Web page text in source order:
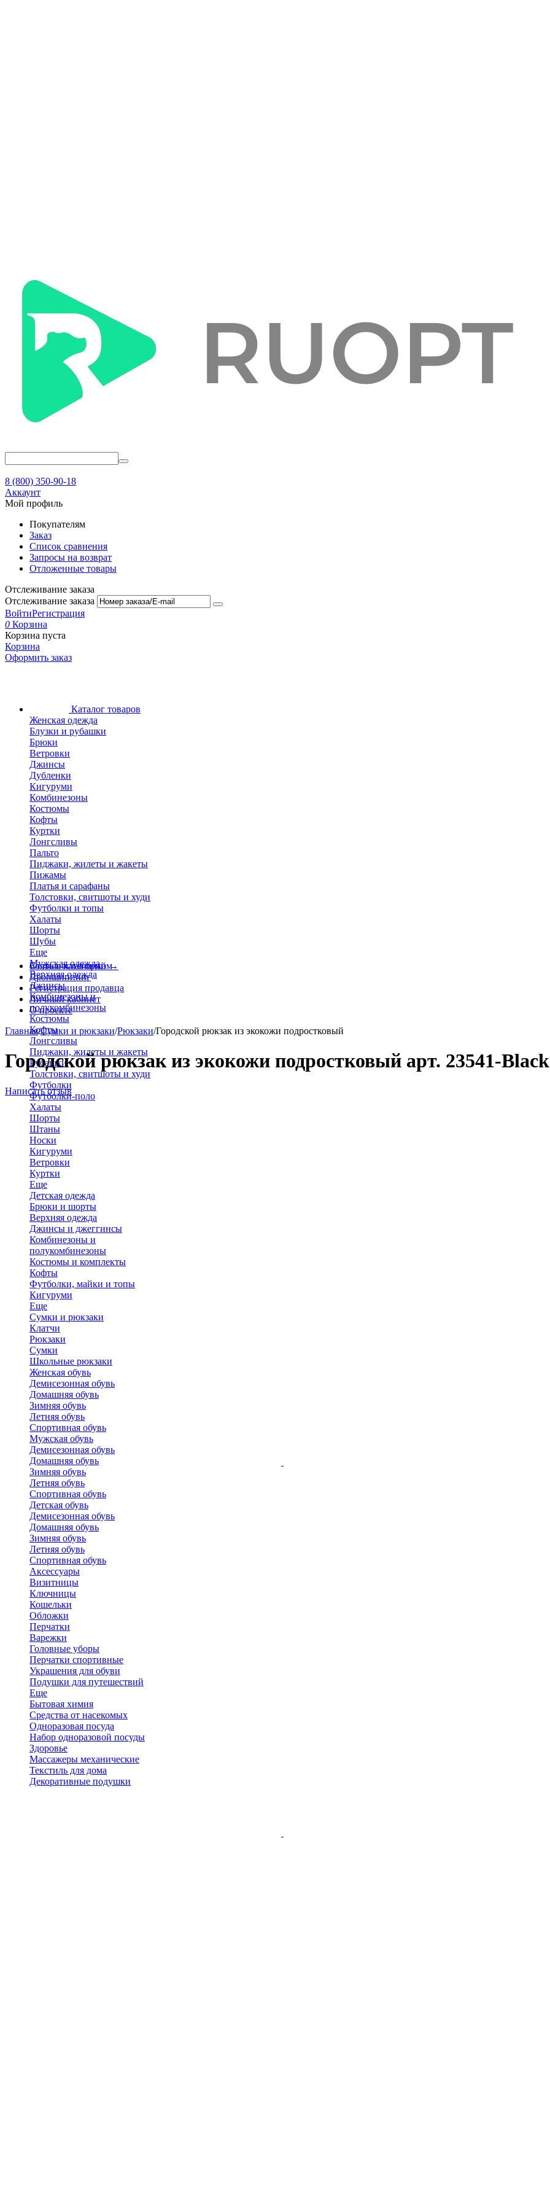
8 (800) 350-90-18
Аккаунт
Мой профиль
Покупателям
Заказ
Список сравнения
Запросы на возврат
Отложенные товары
Отслеживание заказа
Отслеживание заказа
ВойтиРегистрация
0 Корзина
Корзина пуста
Корзина
Оформить заказ
Каталог товаров
Женская одежда
Блузки и рубашки
Брюки
Ветровки
Джинсы
Дубленки
Кигуруми
Комбинезоны
Костюмы
Кофты
Куртки
Лонгсливы
Пальто
Пиджаки, жилеты и жакеты
Пижамы
Платья и сарафаны
Толстовки, свитшоты и худи
Футболки и топы
Халаты
Шорты
Шубы
Еще
Мужская одежда
Верхняя одежда
Джинсы
Комбинезоны и
полукомбинезоны
Костюмы
Кофты
Лонгсливы
Пиджаки, жилеты и жакеты
Рубашки
Толстовки, свитшоты и худи
Футболки
Футболки-поло
Халаты
Шорты
Штаны
Носки
Кигуруми
Ветровки
Куртки
Еще
Детская одежда
Брюки и шорты
Верхняя одежда
Джинсы и джеггинсы
Комбинезоны и
полукомбинезоны
Костюмы и комплекты
Кофты
Футболки, майки и топы
Кигуруми
Еще
Сумки и рюкзаки
Клатчи
Рюкзаки
Сумки
Школьные рюкзаки
Женская обувь
Демисезонная обувь
Домашняя обувь
Зимняя обувь
Летняя обувь
Спортивная обувь
Мужская обувь
Демисезонная обувь
Домашняя обувь
Зимняя обувь
Летняя обувь
Спортивная обувь
Детская обувь
Демисезонная обувь
Домашняя обувь
Зимняя обувь
Летняя обувь
Спортивная обувь
Аксессуары
Визитницы
Ключницы
Кошельки
Обложки
Перчатки
Варежки
Головные уборы
Перчатки спортивные
Украшения для обуви
Подушки для путешествий
Еще
Бытовая химия
Средства от насекомых
Одноразовая посуда
Набор одноразовой посуды
Здоровье
Массажеры механические
Текстиль для дома
Декоративные подушки
Больше категорий→
Стать поставщиком
Дропшиппинг
Регистрация продавца
Личный кабинет
О проекте
Главная/Сумки и рюкзаки/Рюкзаки/Городской рюкзак из экокожи подростковый
Городской рюкзак из экокожи подростковый арт. 23541-
Написать отзыв